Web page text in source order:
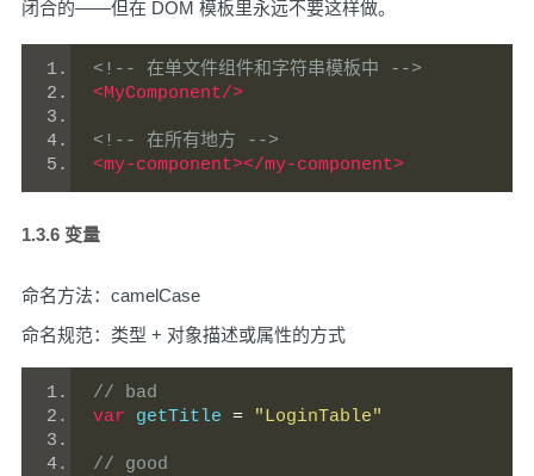
闭合的——但在 DOM 模板里永远不要这样做。
<!-- 在单文件组件和字符串模板中 -->
<MyComponent/>
<!-- 在所有地方 -->
<my-component></my-component>
1.3.6 变量
命名方法：camelCase
命名规范：类型 + 对象描述或属性的方式
// bad
var getTitle = "LoginTable"
// good